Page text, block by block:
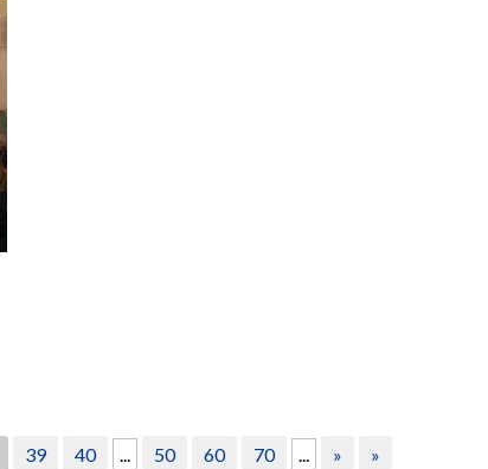
39 40 ... 50 60 70 ... » »